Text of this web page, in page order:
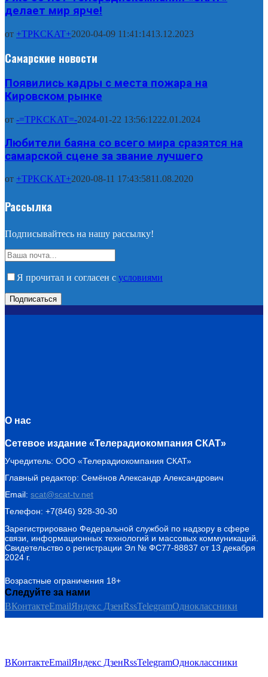
делает мир ярче!
от +TPKCKAT+2020-04-09 11:41:1413.12.2023
Самарские новости
Появились кадры с места пожара на
Кировском рынке
от -=TPKCKAT=-2024-01-22 13:56:1222.01.2024
Любители баяна со всего мира сразятся на
самарской сцене за звание лучшего
от +TPKCKAT+2020-08-11 17:43:5811.08.2020
Рассылка
Подписывайтесь на нашу рассылку!
Я прочитал и согласен с условиями
О нас
Сетевое издание «Телерадиокомпания СКАТ»
Учредитель: ООО «Телерадиокомпания СКАТ»
Главный редактор: Семёнов Александр Александрович
Email: scat@scat-tv.net
Телефон: +7(846) 928-30-30
Зарегистрировано Федеральной службой по надзору в сфере
связи, информационных технологий и массовых коммуникаций.
Свидетельство о регистрации Эл № ФС77-88837 от 13 декабря
2024 г.
Возрастные ограничения 18+
Следуйте за нами
ВКонтактеEmailЯндекс ДзенRssTelegramОдноклассники
ВКонтактеEmailЯндекс ДзенRssTelegramОдноклассники